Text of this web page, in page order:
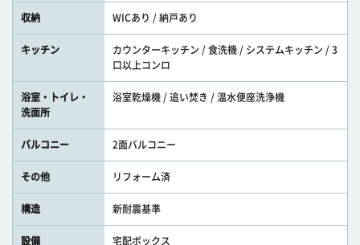
収納 WICあり / 納戸あり
キッチン
カウンターキッチン / 食洗機 / システムキッチン / 3
口以上コンロ
浴室・トイレ・
洗面所
浴室乾燥機 / 追い焚き / 温水便座洗浄機
バルコニー 2面バルコニー
その他 リフォーム済
構造 新耐震基準
設備 宅配ボックス